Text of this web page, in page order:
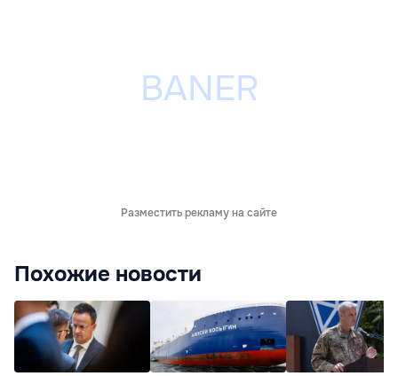
Разместить рекламу на сайте
Похожие новости